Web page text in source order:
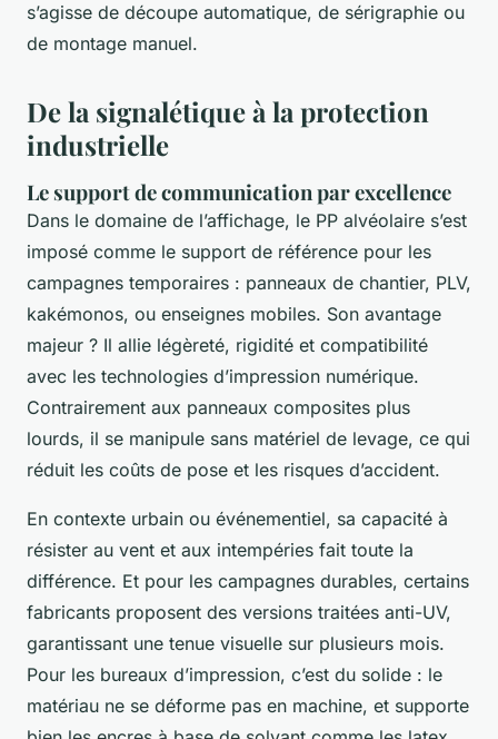
s’agisse de découpe automatique, de sérigraphie ou
de montage manuel.
De la signalétique à la protection
industrielle
Le support de communication par excellence
Dans le domaine de l’affichage, le PP alvéolaire s’est
imposé comme le support de référence pour les
campagnes temporaires : panneaux de chantier, PLV,
kakémonos, ou enseignes mobiles. Son avantage
majeur ? Il allie légèreté, rigidité et compatibilité
avec les technologies d’impression numérique.
Contrairement aux panneaux composites plus
lourds, il se manipule sans matériel de levage, ce qui
réduit les coûts de pose et les risques d’accident.
En contexte urbain ou événementiel, sa capacité à
résister au vent et aux intempéries fait toute la
différence. Et pour les campagnes durables, certains
fabricants proposent des versions traitées anti-UV,
garantissant une tenue visuelle sur plusieurs mois.
Pour les bureaux d’impression, c’est du solide : le
matériau ne se déforme pas en machine, et supporte